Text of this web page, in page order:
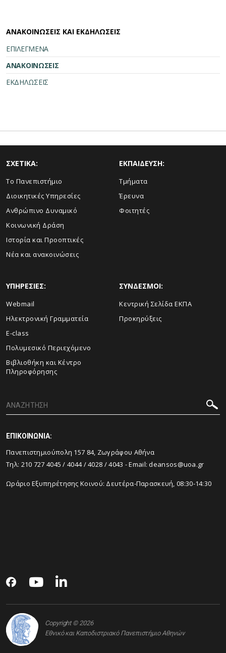
ΑΝΑΚΟΙΝΩΣΕΙΣ ΚΑΙ ΕΚΔΗΛΩΣΕΙΣ
ΕΠΙΛΕΓΜΕΝΑ
ΑΝΑΚΟΙΝΩΣΕΙΣ
ΕΚΔΗΛΩΣΕΙΣ
ΣΧΕΤΙΚΑ:
Το Πανεπιστήμιο
Διοικητικές Υπηρεσίες
Ανθρώπινο Δυναμικό
Κοινωνική Δράση
Ιστορία και Προοπτικές
Νέα και ανακοινώσεις
ΕΚΠΑΙΔΕΥΣΗ:
Τμήματα
Έρευνα
Φοιτητές
ΥΠΗΡΕΣΙΕΣ:
Webmail
Ηλεκτρονική Γραμματεία
E-class
Πολυμεσικό Περιεχόμενο
Βιβλιοθήκη και Κέντρο
Πληροφόρησης
ΣΥΝΔΕΣΜΟΙ:
Κεντρική Σελίδα ΕΚΠΑ
Προκηρύξεις
ΕΠΙΚΟΙΝΩΝΙΑ:
Πανεπιστημιούπολη 157 84, Ζωγράφου Αθήνα
Τηλ: 210 727 4045 /4044/4028 /4043 - Email:deansos@uoa.gr
Ωράριο Εξυπηρέτησης Κοινού: Δευτέρα-Παρασκευή, 08:30-14:30
Copyright © 2026
Εθνικό και Καποδιστριακό Πανεπιστήμιο Αθηνών